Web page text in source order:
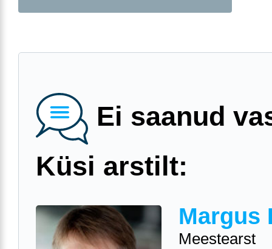
Ei saanud
Küsi arstilt:
Margus
Meestearst